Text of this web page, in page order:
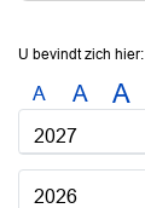
U bevindt zich hier:
A A A
2027
2026